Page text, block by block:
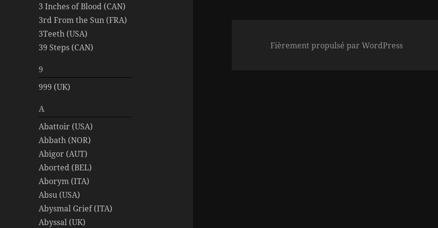
3 Inches of Blood (CAN)
3rd From the Sun (FRA)
3Teeth (USA)
39 Steps (CAN)
9
999 (UK)
A
Abattoir (USA)
Abbath (NOR)
Abigor (AUT)
Aborted (BEL)
Aborym (ITA)
Absu (USA)
Abysmal Grief (ITA)
Abyssal (UK)
Fièrement propulsé par WordPress